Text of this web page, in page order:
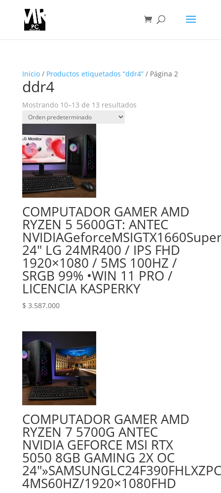
Inicio/ Productos etiquetados “ddr4”/ Página 2
ddr4
Mostrando 10–13 de 13 resultados
COMPUTADOR GAMER AMD
RYZEN 5 5600GT: ANTEC
24″ LG 24MR400 / IPS FHD
1920×1080 / 5MS 100HZ /
SRGB 99% •WIN 11 PRO /
LICENCIA KASPERKY
$ 3.587.000
COMPUTADOR GAMER AMD
RYZEN 7 5700G ANTEC
NVIDIA GEFORCE MSI RTX
5050 8GB GAMING 2X OC
4MS‎60HZ‎/‎1920×1080‎FHD